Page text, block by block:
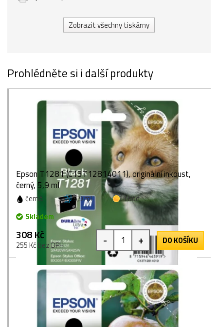
Zobrazit všechny tiskárny
Prohlédněte si i další produkty
Epson T1281 (C13T12814011), originální inkoust,
černý, 5,9 ml
černá 5,9 ml
1 bod
Skladem
308 Kč
255 Kč bez DPH - + DO KOŠÍKU